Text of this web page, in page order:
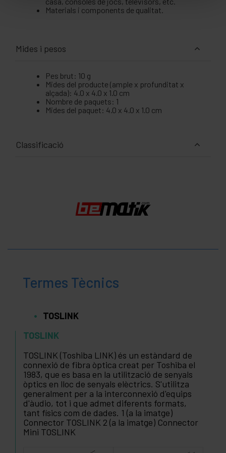
Materials i components de qualitat.
Mides i pesos
Pes brut: 10 g
Mides del producte (ample x profunditat x
alçada): 4.0 x 4.0 x 1.0 cm
Nombre de paquets: 1
Mides del paquet: 4.0 x 4.0 x 1.0 cm
Classificació
Termes Tècnics
TOSLINK
TOSLINK
TOSLINK (Toshiba LINK) és un estàndard de
connexió de fibra òptica creat per Toshiba el
1983, que es basa en la utilització de senyals
òptics en lloc de senyals elèctrics. S'utilitza
generalment per a la interconnexió d'equips
d'àudio, tot i que admet diferents formats,
tant físics com de dades. 1 (a la imatge)
Connector TOSLINK 2 (a la imatge) Connector
Mini TOSLINK